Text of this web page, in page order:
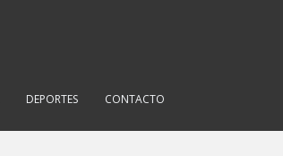
DEPORTES CONTACTO